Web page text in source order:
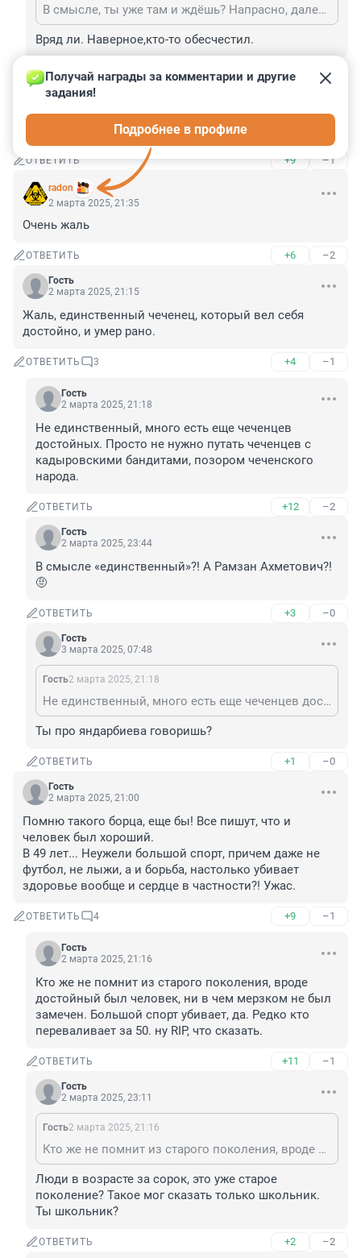
В смысле, ты уже там и ждёшь? Напрасно, далеко не всех твои услуги интересуют.
Вряд ли. Наверное,кто-то обесчестил.
ОТВЕТИТЬ –0
Гость
Покойся с миром, Бувайсар.
ОТВЕТИТЬ +9 –1
radon
Получай награды за комментарии и другие
задания!
Подробнее в профиле
2 марта 2025, 21:35
Очень жаль
ОТВЕТИТЬ +6 –2
Гость
2 марта 2025, 21:15
Жаль, единственный чеченец, который вел себя
достойно, и умер рано.
ОТВЕТИТЬ 3 +4 –1
Гость
2 марта 2025, 21:18
Не единственный, много есть еще чеченцев
достойных. Просто не нужно путать чеченцев с
кадыровскими бандитами, позором чеченского
народа.
ОТВЕТИТЬ +12 –2
Гость
2 марта 2025, 23:44
В смысле «единственный»?! А Рамзан Ахметович?!
🤨
ОТВЕТИТЬ +3 –0
Гость
3 марта 2025, 07:48
Гость2 марта 2025, 21:18
Не единственный, много есть еще чеченцев достойных. Просто не нужно путать чеченцев с кадыровскими бандитами, позором чеченского народа.
Ты про яндарбиева говоришь?
ОТВЕТИТЬ +1 –0
Гость
2 марта 2025, 21:00
Помню такого борца, еще бы! Все пишут, что и
человек был хороший.
В 49 лет... Неужели большой спорт, причем даже не
футбол, не лыжи, а и борьба, настолько убивает
здоровье вообще и сердце в частности?! Ужас.
ОТВЕТИТЬ 4 +9 –1
Гость
2 марта 2025, 21:16
Кто же не помнит из старого поколения, вроде
достойный был человек, ни в чем мерзком не был
замечен. Большой спорт убивает, да. Редко кто
переваливает за 50. ну RIP, что сказать.
ОТВЕТИТЬ +11 –1
Гость
2 марта 2025, 23:11
Гость2 марта 2025, 21:16
Кто же не помнит из старого поколения, вроде достойный был человек, ни в чем мерзком не был замечен. Большой спорт убивает, да. Редко кто переваливает за 50. ну RIP, что сказать.
Люди в возрасте за сорок, это уже старое
поколение? Такое мог сказать только школьник.
Ты школьник?
ОТВЕТИТЬ +2 –2